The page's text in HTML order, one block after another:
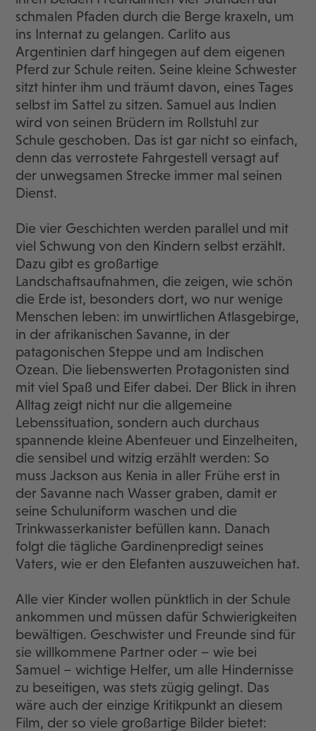
schmalen Pfaden durch die Berge kraxeln, um
ins Internat zu gelangen. Carlito aus
Argentinien darf hingegen auf dem eigenen
Pferd zur Schule reiten. Seine kleine Schwester
sitzt hinter ihm und träumt davon, eines Tages
selbst im Sattel zu sitzen. Samuel aus Indien
wird von seinen Brüdern im Rollstuhl zur
Schule geschoben. Das ist gar nicht so einfach,
denn das verrostete Fahrgestell versagt auf
der unwegsamen Strecke immer mal seinen
Dienst.
Die vier Geschichten werden parallel und mit
viel Schwung von den Kindern selbst erzählt.
Dazu gibt es großartige
Landschaftsaufnahmen, die zeigen, wie schön
die Erde ist, besonders dort, wo nur wenige
Menschen leben: im unwirtlichen Atlasgebirge,
in der afrikanischen Savanne, in der
patagonischen Steppe und am Indischen
Ozean. Die liebenswerten Protagonisten sind
mit viel Spaß und Eifer dabei. Der Blick in ihren
Alltag zeigt nicht nur die allgemeine
Lebenssituation, sondern auch durchaus
spannende kleine Abenteuer und Einzelheiten,
die sensibel und witzig erzählt werden: So
muss Jackson aus Kenia in aller Frühe erst in
der Savanne nach Wasser graben, damit er
seine Schuluniform waschen und die
Trinkwasserkanister befüllen kann. Danach
folgt die tägliche Gardinenpredigt seines
Vaters, wie er den Elefanten auszuweichen hat.
Alle vier Kinder wollen pünktlich in der Schule
ankommen und müssen dafür Schwierigkeiten
bewältigen. Geschwister und Freunde sind für
sie willkommene Partner oder – wie bei
Samuel – wichtige Helfer, um alle Hindernisse
zu beseitigen, was stets zügig gelingt. Das
wäre auch der einzige Kritikpunkt an diesem
Film, der so viele großartige Bilder bietet: